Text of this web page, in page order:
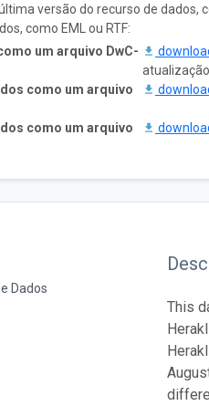
versão do recurso de dados,
como EML ou RTF:
um arquivo DwC-
como um arquivo
como um arquivo
Dados
This